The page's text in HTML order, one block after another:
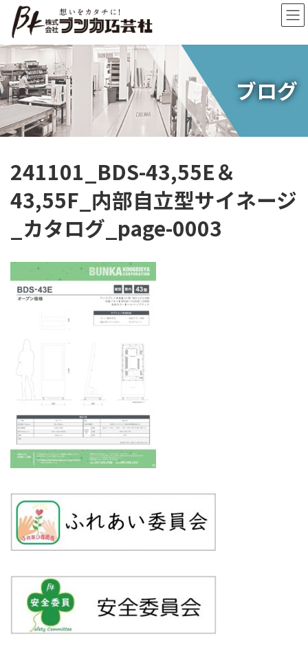
ン
ツ
へ
ス
キ
ッ
プ
ー
シ
ョ
ン
に
移
動
ブログ
241101_BDS-43,55E＆
43,55F_内部自立型サイネージ
_カタログ_page-0003